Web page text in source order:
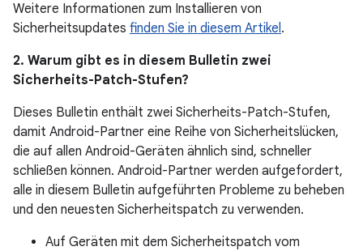
Weitere Informationen zum Installieren von
Sicherheitsupdates finden Sie in diesem Artikel.
2. Warum gibt es in diesem Bulletin zwei
Sicherheits-Patch-Stufen?
Dieses Bulletin enthält zwei Sicherheits-Patch-Stufen,
damit Android-Partner eine Reihe von Sicherheitslücken,
die auf allen Android-Geräten ähnlich sind, schneller
schließen können. Android-Partner werden aufgefordert,
alle in diesem Bulletin aufgeführten Probleme zu beheben
und den neuesten Sicherheitspatch zu verwenden.
Auf Geräten mit dem Sicherheitspatch vom